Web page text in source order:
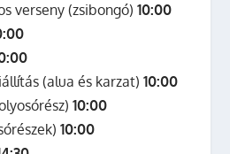
verseny (zsibongó)10:00
(alua és karzat)10:00
10:00
10:00